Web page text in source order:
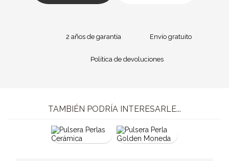
2 años de garantía Envío gratuito
Política de devoluciones
TAMBIÉN PODRÍA INTERESARLE...